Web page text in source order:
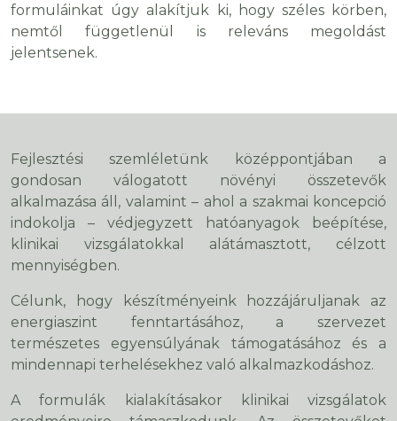
formuláinkat úgy alakítjuk ki, hogy széles körben,
nemtől függetlenül is releváns megoldást
jelentsenek.
Fejlesztési szemléletünk középpontjában a
gondosan válogatott növényi összetevők
alkalmazása áll, valamint – ahol a szakmai koncepció
indokolja – védjegyzett hatóanyagok beépítése,
klinikai vizsgálatokkal alátámasztott, célzott
mennyiségben.
Célunk, hogy készítményeink hozzájáruljanak az
energiaszint fenntartásához, a szervezet
természetes egyensúlyának támogatásához és a
mindennapi terhelésekhez való alkalmazkodáshoz.
A formulák kialakításakor klinikai vizsgálatok